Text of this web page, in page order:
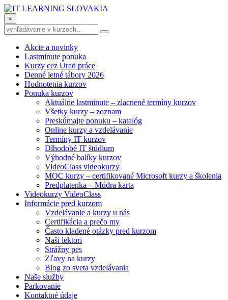
×
Akcie a novinky
Lastminute ponuka
Kurzy cez Úrad práce
Denné letné tábory 2026
Hodnotenia kurzov
Ponuka kurzov
Aktuálne lastminute – zlacnené termíny kurzov
Všetky kurzy – zoznam
Preskúmajte ponuku – katalóg
Online kurzy a vzdelávanie
Termíny IT kurzov
Dlhodobé IT štúdium
Výhodné balíky kurzov
VideoClass videokurzy
MOC kurzy – certifikované Microsoft kurzy a školenia
Predplatenka – Múdra karta
Videokurzy VideoClass
Informácie pred kurzom
Vzdelávanie a kurzy u nás
Certifikácia a prečo my
Často kladené otázky pred kurzom
Naši lektori
Strážny pes
Zľavy na kurzy
Blog zo sveta vzdelávania
Naše služby
Parkovanie
Kontaktné údaje